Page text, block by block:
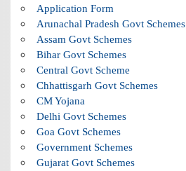
Application Form
Arunachal Pradesh Govt Schemes
Assam Govt Schemes
Bihar Govt Schemes
Central Govt Scheme
Chhattisgarh Govt Schemes
CM Yojana
Delhi Govt Schemes
Goa Govt Schemes
Government Schemes
Gujarat Govt Schemes